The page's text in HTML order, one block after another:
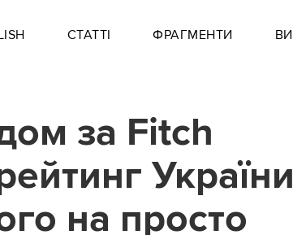
СТАТТІ ФРАГМЕНТИ
за Fitch
на просто